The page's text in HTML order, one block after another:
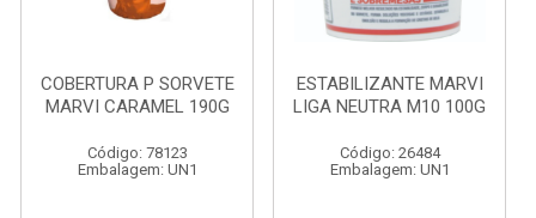
COBERTURA P SORVETE
MARVI CARAMEL 190G
Código: 78123
Embalagem: UN1
ESTABILIZANTE MARVI
LIGA NEUTRA M10 100G
Código: 26484
Embalagem: UN1